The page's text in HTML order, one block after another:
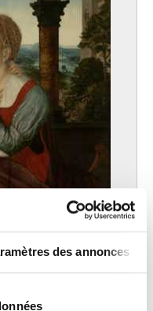
des annonces